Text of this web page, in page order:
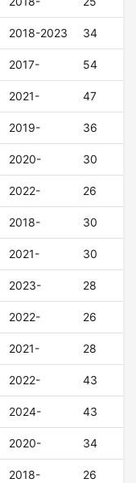
2018-2023 34
2017- 54
2021- 47
2019- 36
2020- 30
2022- 26
2018- 30
2021- 30
2023- 28
2022- 26
2021- 28
2022- 43
2024- 43
2020- 34
2018- 26